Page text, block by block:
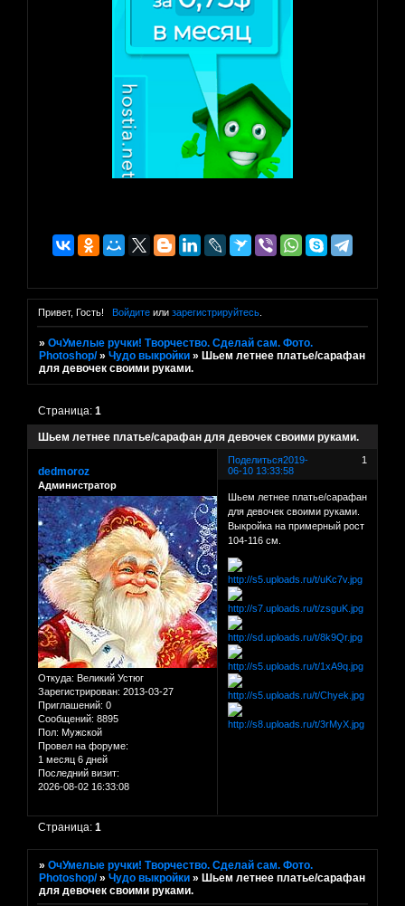
Привет, Гость! Войдитеили зарегистрируйтесь.
»ОчУмелые ручки! Творчество. Сделай сам. Фото.
Photoshop/ »Чудо выкройки » Шьем летнее платье/сарафан
для девочек своими руками.
Шьем летнее платье/сарафан для девочек своими руками.
Страница:1
Поделиться 1
2019-
06-10 13:33:58
dedmoroz
Администратор
Откуда: Великий Устюг
Зарегистрирован: 2013-03-27
Приглашений: 0
Сообщений: 8895
Пол: Мужской
Провел на форуме:
1 месяц 6 дней
Последний визит:
2026-08-02 16:33:08
Шьем летнее платье/сарафан
для девочек своими руками.
Выкройка на примерный рост
104-116 см.
Страница:1
»ОчУмелые ручки! Творчество. Сделай сам. Фото.
Photoshop/ »Чудо выкройки »Шьем летнее платье/сарафан
для девочек своими руками.